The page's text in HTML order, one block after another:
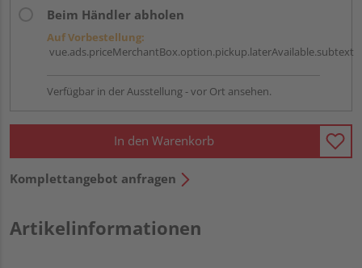
Beim Händler abholen
Auf Vorbestellung:
vue.ads.priceMerchantBox.option.pickup.laterAvailable.subtext
Verfügbar in der Ausstellung - vor Ort ansehen.
In den Warenkorb
Komplettangebot anfragen
Artikelinformationen